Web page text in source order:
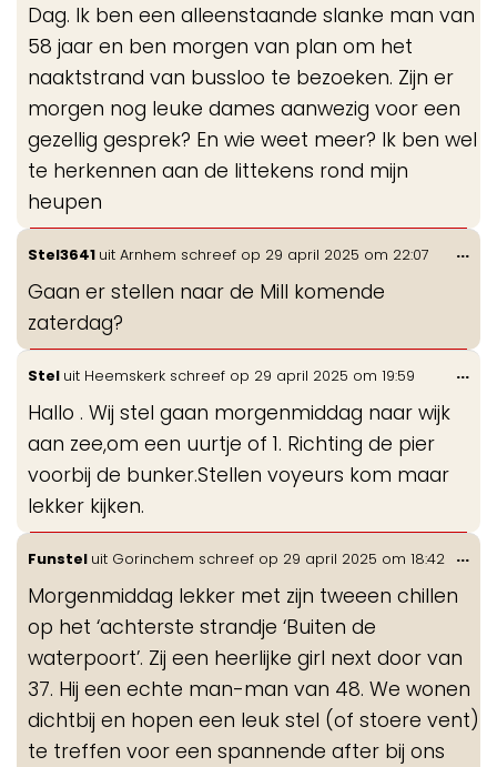
Dag. Ik ben een alleenstaande slanke man van
58 jaar en ben morgen van plan om het
naaktstrand van bussloo te bezoeken. Zijn er
morgen nog leuke dames aanwezig voor een
gezellig gesprek? En wie weet meer? Ik ben wel
te herkennen aan de littekens rond mijn
heupen
Stel3641 uit Arnhem schreef op 29 april 2025 om 22:07
Gaan er stellen naar de Mill komende
zaterdag?
...
Stel uit Heemskerk schreef op 29 april 2025 om 19:59
Hallo . Wij stel gaan morgenmiddag naar wijk
aan zee,om een uurtje of 1. Richting de pier
voorbij de bunker.Stellen voyeurs kom maar
lekker kijken.
...
Funstel uit Gorinchem schreef op 29 april 2025 om 18:42
Morgenmiddag lekker met zijn tweeen chillen
op het ‘achterste strandje ‘Buiten de
waterpoort’. Zij een heerlijke girl next door van
37. Hij een echte man-man van 48. We wonen
dichtbij en hopen een leuk stel (of stoere vent)
te treffen voor een spannende after bij ons
...